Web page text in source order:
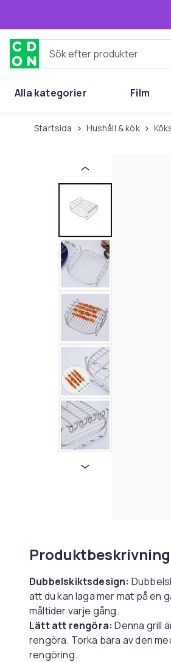
Sök efter produkter
Alla kategorier Film
Startsida Hushåll & kök
Produktbeskrivning
Dubbelskiktsdesign:
att du kan laga mer mat på en
måltider varje gång.
Lätt att rengöra: Denna grill
rengöra. Torka bara av den
rengöring.